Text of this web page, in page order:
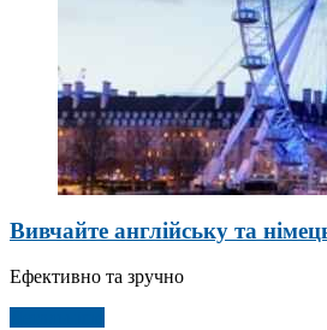
Вивчайте англійську та
Ефективно та зручно